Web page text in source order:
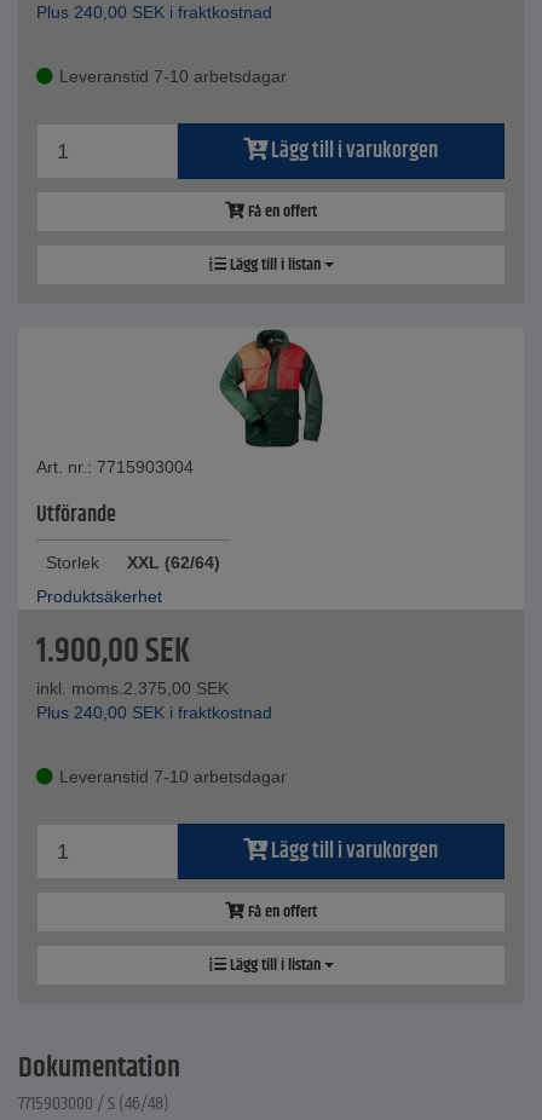
Plus 240,00 SEK i fraktkostnad
Leveranstid 7-10 arbetsdagar
Lägg till i varukorgen
Få en offert
Lägg till i listan
Art. nr.: 7715903004
Utförande
Storlek
XXL (62/64)
Produktsäkerhet
1.900,00SEK
inkl. moms.2.375,00 SEK
Plus 240,00 SEK i fraktkostnad
Leveranstid 7-10 arbetsdagar
Lägg till i varukorgen
Få en offert
Lägg till i listan
Dokumentation
7715903000 / S (46/48)